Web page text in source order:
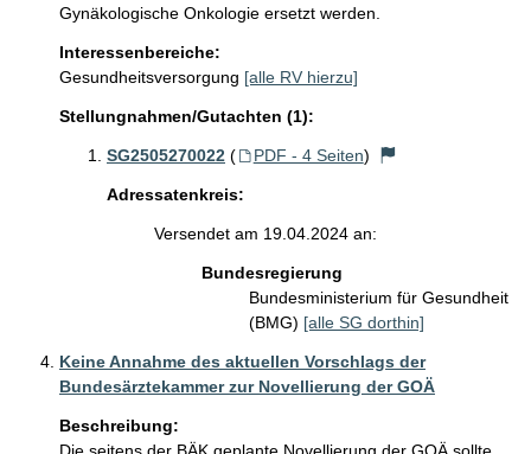
Gynäkologische Onkologie ersetzt werden.
Interessenbereiche:
Gesundheitsversorgung [alle RV hierzu]
Stellungnahmen/Gutachten (1):
SG2505270022 ( PDF - 4 Seiten)
Adressatenkreis:
Versendet am 19.04.2024 an:
Bundesregierung
Bundesministerium für Gesundheit
(BMG) [alle SG dorthin]
Keine Annahme des aktuellen Vorschlags der
Bundesärztekammer zur Novellierung der GOÄ
Beschreibung: